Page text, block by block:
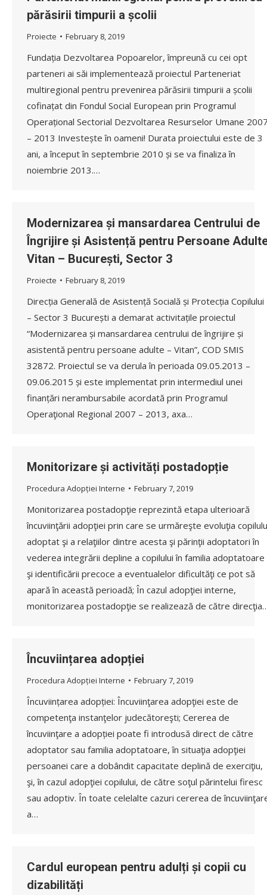
părăsirii timpurii a școlii
Proiecte February 8, 2019
Fundația Dezvoltarea Popoarelor, împreună cu cei opt
parteneri ai săi implementează proiectul Parteneriat
multiregional pentru prevenirea părăsirii timpurii a școlii
cofinațat din Fondul Social European prin Programul
Operațional Sectorial Dezvoltarea Resurselor Umane
– 2013 Investește în oameni! Durata proiectului este de 3
ani, a început în septembrie 2010 și se va finaliza în
noiembrie 2013.…
Modernizarea și mansardarea Centrului de
Îngrijire și Asistență pentru Persoane
Vitan – București, Sector 3
Proiecte February 8, 2019
Direcția Generală de Asistență Socială și Protecția Copilului
– Sector 3 București a demarat activitațile proiectul
“Modernizarea și mansardarea centrului de îngrijire și
asistentă pentru persoane adulte – Vitan”, COD SMIS
32872. Proiectul se va derula în perioada 09.05.2013 –
09.06.2015 și este implementat prin intermediul unei
finanțări nerambursabile acordată prin Programul
Operaţional Regional 2007 – 2013, axa…
Monitorizare și activități postadopție
Procedura Adopției Interne February 7, 2019
Monitorizarea postadopţie reprezintă etapa ulterioară
încuviinţării adopţiei prin care se urmăreşte evoluţia
adoptat şi a relaţiilor dintre acesta şi părinţii adoptatori în
vederea integrării depline a copilului în familia adoptatoare
şi identificării precoce a eventualelor dificultăţi ce pot să
apară în această perioadă; În cazul adopţiei interne,
monitorizarea postadopţie se realizează de către
Încuviințarea adopției
Procedura Adopției Interne February 7, 2019
Încuviințarea adopției: Încuviinţarea adopţiei este de
competenţa instanţelor judecătoreşti; Cererea de
încuviinţare a adopției poate fi introdusă direct de către
adoptator sau familia adoptatoare, în situaţia adopţiei
persoanei care a dobândit capacitate deplină de exerciţiu,
şi, în cazul adopţiei copilului, de către soţul părintelui firesc
sau adoptiv. În toate celelalte cazuri cererea de
a…
Cardul european pentru adulți și copii cu
dizabilități